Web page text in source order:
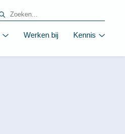
Werken bij Kennis